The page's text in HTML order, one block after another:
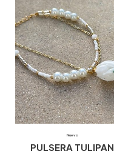
Nuevo
PULSERA TULIPAN